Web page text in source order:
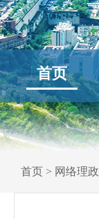
首页
首页 > 网络理政